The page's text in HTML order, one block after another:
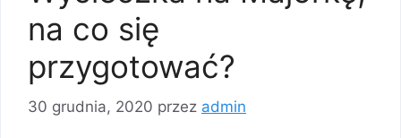
na co się
przygotować?
30 grudnia, 2020 przez admin